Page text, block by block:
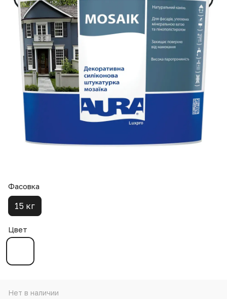
Фасовка
15 кг
Цвет
Нет в наличии